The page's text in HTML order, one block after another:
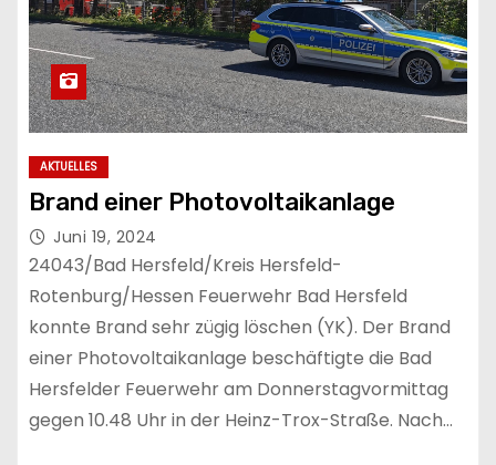
AKTUELLES
Brand einer Photovoltaikanlage
Juni 19, 2024
24043/Bad Hersfeld/Kreis Hersfeld-
Rotenburg/Hessen Feuerwehr Bad Hersfeld
konnte Brand sehr zügig löschen (YK). Der Brand
einer Photovoltaikanlage beschäftigte die Bad
Hersfelder Feuerwehr am Donnerstagvormittag
gegen 10.48 Uhr in der Heinz-Trox-Straße. Nach…